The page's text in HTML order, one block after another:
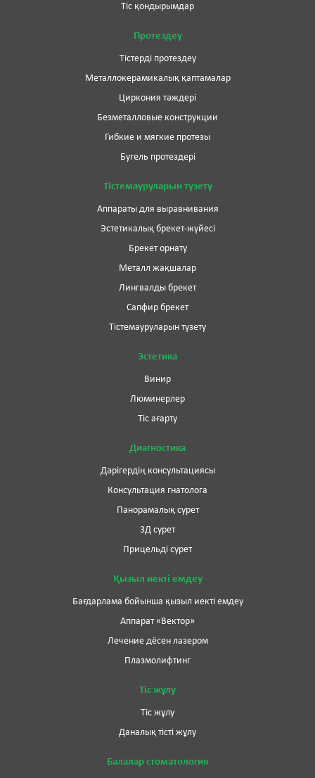
Тіс қондырымдар
Протездеу
Тістерді протездеу
Металлокерамикалық қаптамалар
Циркония тәждері
Безметалловые конструкции
Гибкие и мягкие протезы
Бугель протездері
Тістемауруларын түзету
Аппараты для выравнивания
Эстетикалық брекет-жүйесі
Брекет орнату
Металл жақшалар
Лингвалды брекет
Сапфир брекет
Тістемауруларын түзету
Эстетика
Винир
Люминерлер
Тіс ағарту
Диагностика
Дәрігердің консультациясы
Консультация гнатолога
Панорамалық сурет
3Д сурет
Прицельді сурет
Қызыл иекті емдеу
Бағдарлама бойынша қызыл иекті емдеу
Аппарат «Вектор»
Лечение дёсен лазером
Плазмолифтинг
Тіс жұлу
Тіс жұлу
Даналық тісті жұлу
Балалар стоматология